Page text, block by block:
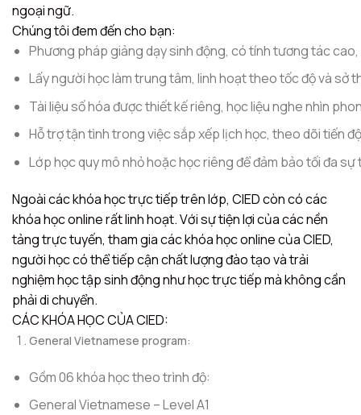
ngoại ngữ.
Chúng tôi đem đến cho bạn:
Phương pháp giảng dạy sinh động, có tính tương tác
Lấy người học làm trung tâm, linh hoạt theo tốc độ và sở
Tài liệu số hóa được thiết kế riêng, học liệu nghe nhìn
Hỗ trợ tận tình trong việc sắp xếp lịch học, theo dõi tiến
Lớp học quy mô nhỏ hoặc học riêng để đảm bảo tối đa
Ngoài các khóa học trực tiếp trên lớp, CIED còn có các
khóa học online rất linh hoạt. Với sự tiện lợi của các nền
tảng trực tuyến, tham gia các khóa học online của CIED,
người học có thể tiếp cận chất lượng đào tạo và trải
nghiệm học tập sinh động như học trực tiếp mà không cần
phải di chuyển.
CÁC KHÓA HỌC CỦA CIED:
General Vietnamese program:
Gồm 06 khóa học theo trình độ:
General Vietnamese – Level A1